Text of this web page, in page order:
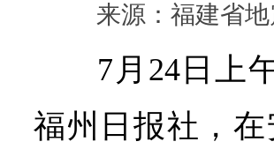
来源：福建省地
7月24日上
福州日报社，